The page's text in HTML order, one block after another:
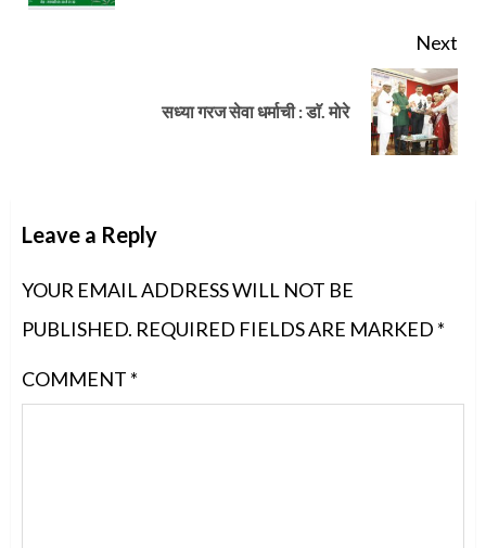
Next
सध्या गरज सेवा धर्माची : डाॅ. माेरे
Leave a Reply
YOUR EMAIL ADDRESS WILL NOT BE
PUBLISHED. REQUIRED FIELDS ARE MARKED *
COMMENT *